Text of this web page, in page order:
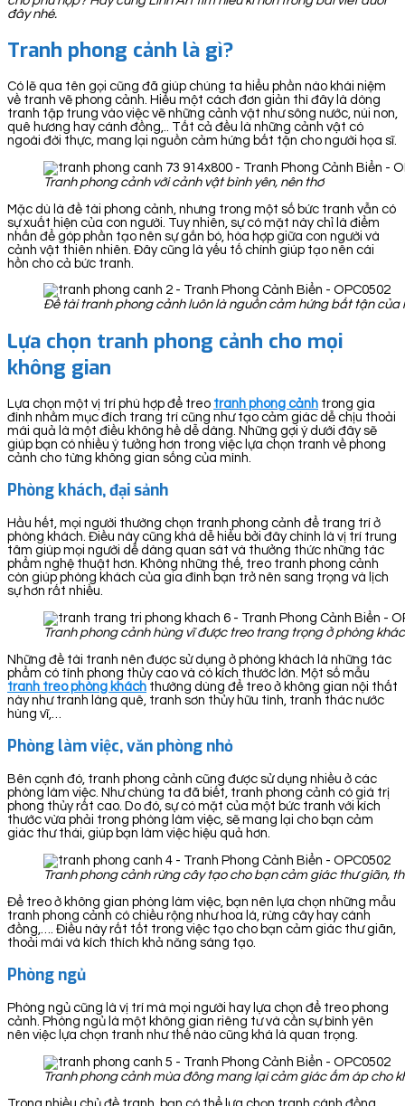
đây nhé.
Tranh phong cảnh là gì?
Có lẽ qua tên gọi cũng đã giúp chúng ta hiểu phần nào khái niệm
về tranh vẽ phong cảnh. Hiểu một cách đơn giản thì đây là dòng
tranh tập trung vào việc vẽ những cảnh vật như sông nước, núi non,
quê hương hay cánh đồng,.. Tất cả đều là những cảnh vật có
ngoài đời thực, mang lại nguồn cảm hứng bất tận cho người họa sĩ.
Tranh phong cảnh với cảnh vật bình yên, nên thơ
Mặc dù là đề tài phong cảnh, nhưng trong một số bức tranh vẫn có
sự xuất hiện của con người. Tuy nhiên, sự có mặt này chỉ là điểm
nhấn để góp phần tạo nên sự gắn bó, hòa hợp giữa con người và
cảnh vật thiên nhiên. Đây cũng là yếu tố chính giúp tạo nên cái
hồn cho cả bức tranh.
Đề tài tranh phong cảnh luôn là nguồn cảm hứng bất tận của
Lựa chọn tranh phong cảnh cho mọi
không gian
Lựa chọn một vị trí phù hợp để treo tranh phong cảnh trong gia
đình nhằm mục đích trang trí cũng như tạo cảm giác dễ chịu thoải
mái quả là một điều không hề dễ dàng. Những gợi ý dưới đây sẽ
giúp bạn có nhiều ý tưởng hơn trong việc lựa chọn tranh về phong
cảnh cho từng không gian sống của mình.
Phòng khách, đại sảnh
Hầu hết, mọi người thường chọn tranh phong cảnh để trang trí ở
phòng khách. Điều này cũng khá dễ hiểu bởi đây chính là vị trí trung
tâm giúp mọi người dễ dàng quan sát và thưởng thức những tác
phẩm nghệ thuật hơn. Không những thế, treo tranh phong cảnh
còn giúp phòng khách của gia đình bạn trở nên sang trọng và lịch
sự hơn rất nhiều.
Tranh phong cảnh hùng vĩ được treo trang trọng ở phòng
Những đề tài tranh nên được sử dụng ở phòng khách là những tác
phẩm có tính phong thủy cao và có kích thước lớn. Một số mẫu
tranh treo phòng khách thường dùng để treo ở không gian nội thất
này như tranh làng quê, tranh sơn thủy hữu tình, tranh thác nước
hùng vĩ,…
Phòng làm việc, văn phòng nhỏ
Bên cạnh đó, tranh phong cảnh cũng được sử dụng nhiều ở các
phòng làm việc. Như chúng ta đã biết, tranh phong cảnh có giá trị
phong thủy rất cao. Do đó, sự có mặt của một bức tranh với kích
thước vừa phải trong phòng làm việc, sẽ mang lại cho bạn cảm
giác thư thái, giúp bạn làm việc hiệu quả hơn.
Tranh phong cảnh rừng cây tạo cho bạn cảm giác thư giãn,
Để treo ở không gian phòng làm việc, bạn nên lựa chọn những mẫu
tranh phong cảnh có chiều rộng như hoa lá, rừng cây hay cánh
đồng,…. Điều này rất tốt trong việc tạo cho bạn cảm giác thư giãn,
thoải mái và kích thích khả năng sáng tạo.
Phòng ngủ
Phòng ngủ cũng là vị trí mà mọi người hay lựa chọn để treo phong
cảnh. Phòng ngủ là một không gian riêng tư và cần sự bình yên
nên việc lựa chọn tranh như thế nào cũng khá là quan trọng.
Tranh phong cảnh mùa đông mang lại cảm giác ấm áp cho